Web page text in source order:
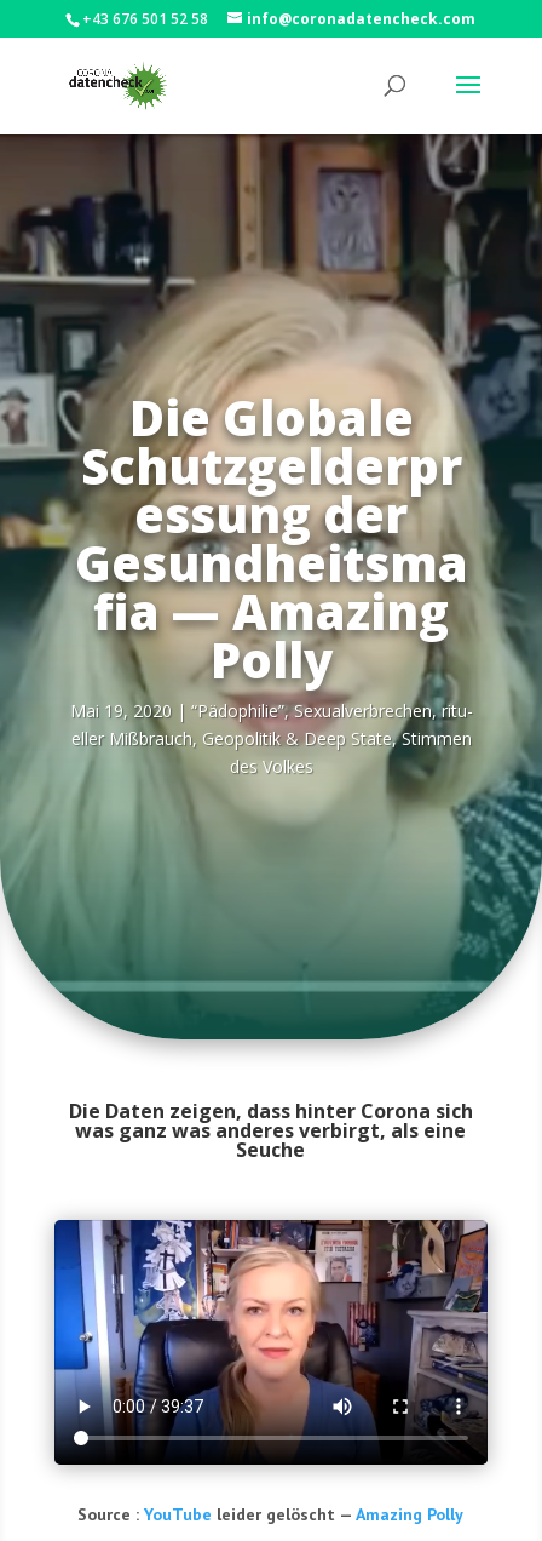
+43 676 501 52 58 info@coronadatencheck.com
Die Globale
Schutzgelderpr
essung der
Gesundheitsma
fia — Amazing
Polly
Mai 19, 2020| “Pädo­phi­lie”, Sexu­al­ver­bre­chen, ritu­
el­ler Miß­brauch, Geo­po­li­tik & Deep Sta­te,Stim­men
des Volkes
Die Daten zeigen, dass hinter Corona sich
was ganz was anderes verbirgt, als eine
Seuche
Source :You­Tube lei­der gelöscht —Ama­zing Polly